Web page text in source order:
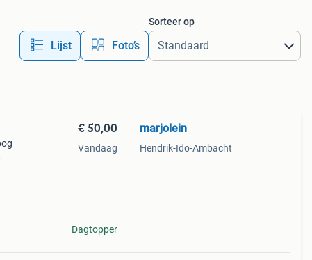
Lijst Foto’s
Sorteer op
€ 50,00
Vandaag
Dagtopper
marjolein
Hendrik-Ido-Ambacht